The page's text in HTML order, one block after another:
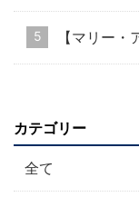
【マリー
カテゴリー
全て